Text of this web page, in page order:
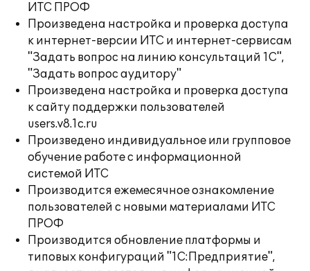
ИТС ПРОФ
Произведена настройка и проверка доступа
к интернет-версии ИТС и интернет-сервисам
"Задать вопрос на линию консультаций 1С",
"Задать вопрос аудитору"
Произведена настройка и проверка доступа
к сайту поддержки пользователей
users.v8.1c.ru
Произведено индивидуальное или групповое
обучение работе с информационной
системой ИТС
Производится ежемесячное ознакомление
пользователей с новыми материалами ИТС
ПРОФ
Производится обновление платформы и
типовых конфигураций "1С:Предприятие",